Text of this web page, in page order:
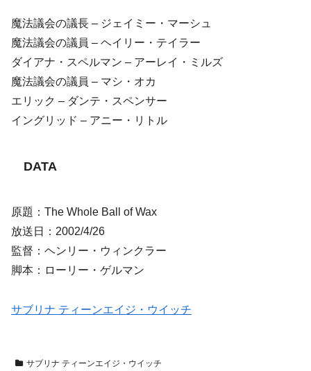
魔法議会の議長 – ジェイミー・マーシュ
魔法議会の議員 – ヘイリー・テイラー
ダイアナ・スペルマン – アーレイ・ミルズ
魔法議会の議員 – マシ・オカ
エリック – ダンテ・スペンサー
イングリッド – アニー・リトル
DATA
原題：The Whole Ball of Wax
放送日：2002/4/26
監督：ヘンリー・ウィンクラー
脚本：ローリー・ゲルマン
サブリナ ティーンエイジ・ウイッチ
サブリナ ティーンエイジ・ウイッチ